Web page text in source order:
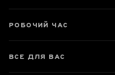
Смак, аромат, колір
РОБОЧИЙ ЧАС
ВСЕ ДЛЯ ВАС